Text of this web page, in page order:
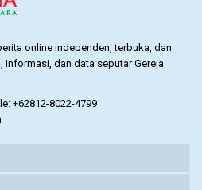
online independen, terbuka, dan
informasi, dan data seputar Gereja
+62812-8022-4799